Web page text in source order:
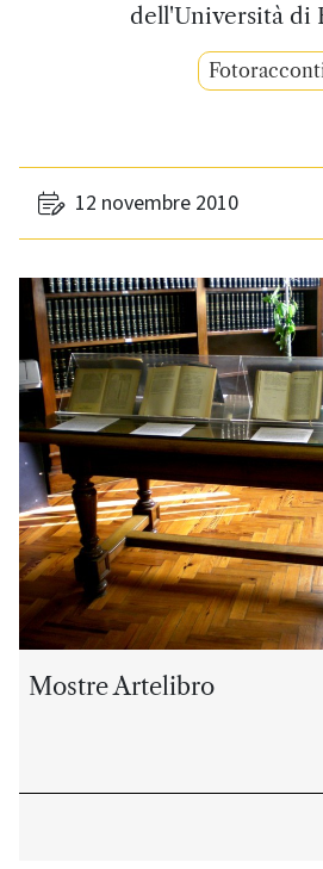
dell'Università di
12 novembre 2010
Mostre Artelibro